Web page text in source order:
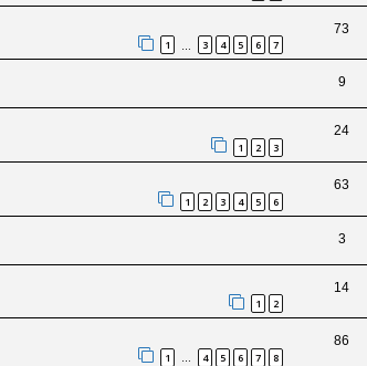
1 3 4 5 6 7
73
9
1 2 3
24
1 2 3 4 5 6
63
3
1 2
14
1 … 4 5 6 7 8
86